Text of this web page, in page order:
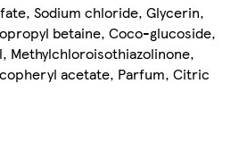
Sodium chloride, Glycerin,
betaine, Coco-glucoside,
Methylchloroisothiazolinone,
acetate, Parfum, Citric